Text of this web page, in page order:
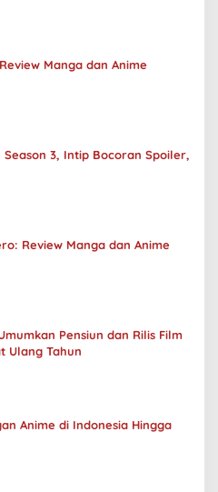
Manga dan Anime
Season 3, Intip Bocoran Spoiler,
Review Manga dan Anime
Pensiun dan Rilis Film
Ulang Tahun
Anime di Indonesia Hingga